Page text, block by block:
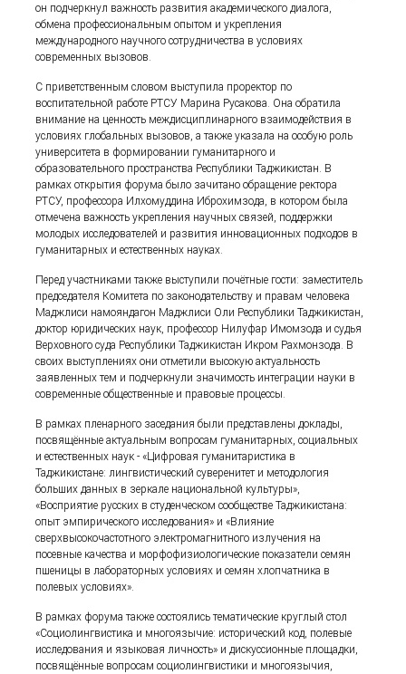
он подчеркнул важность развития академического диалога,
обмена профессиональным опытом и укрепления
международного научного сотрудничества в условиях
современных вызовов.
С приветственным словом выступила проректор по
воспитательной работе РТСУ Марина Русакова. Она обратила
внимание на ценность междисциплинарного взаимодействия в
условиях глобальных вызовов, а также указала на особую роль
университета в формировании гуманитарного и
образовательного пространства Республики Таджикистан. В
рамках открытия форума было зачитано обращение ректора
РТСУ, профессора Илхомуддина Иброхимзода, в котором была
отмечена важность укрепления научных связей, поддержки
молодых исследователей и развития инновационных подходов в
гуманитарных и естественных науках.
Перед участниками также выступили почётные гости: заместитель
председателя Комитета по законодательству и правам человека
Маджлиси намояндагон Маджлиси Оли Республики Таджикистан,
доктор юридических наук, профессор Нилуфар Имомзода и судья
Верховного суда Республики Таджикистан Икром Рахмонзода. В
своих выступлениях они отметили высокую актуальность
заявленных тем и подчеркнули значимость интеграции науки в
современные общественные и правовые процессы.
В рамках пленарного заседания были представлены доклады,
посвящённые актуальным вопросам гуманитарных, социальных
и естественных наук - «Цифровая гуманитаристика в
Таджикистане: лингвистический суверенитет и методология
больших данных в зеркале национальной культуры»,
«Восприятие русских в студенческом сообществе Таджикистана:
опыт эмпирического исследования» и «Влияние
сверхвысокочастотного электромагнитного излучения на
посевные качества и морфофизиологические показатели семян
пшеницы в лабораторных условиях и семян хлопчатника в
полевых условиях».
В рамках форума также состоялись тематические круглый стол
«Социолингвистика и многоязычие: исторический код, полевые
исследования и языковая личность» и дискуссионные площадки,
посвящённые вопросам социолингвистики и многоязычия,